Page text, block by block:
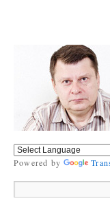
Powered by